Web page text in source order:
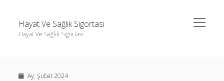
Hayat Ve Sağlık Sigortası
Hayat Ve Sağlık Sigortası
menüyü
aç
Ay:Şubat 2024